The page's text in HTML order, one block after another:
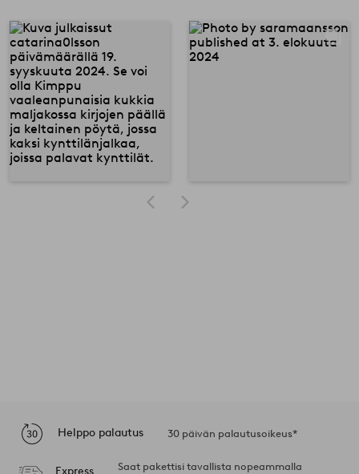
Helppo palautus 30 päivän palautusoikeus*
Express
Saat pakettisi tavallista nopeammalla